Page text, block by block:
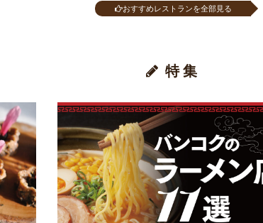
おすすめレストランを全部見る
特集